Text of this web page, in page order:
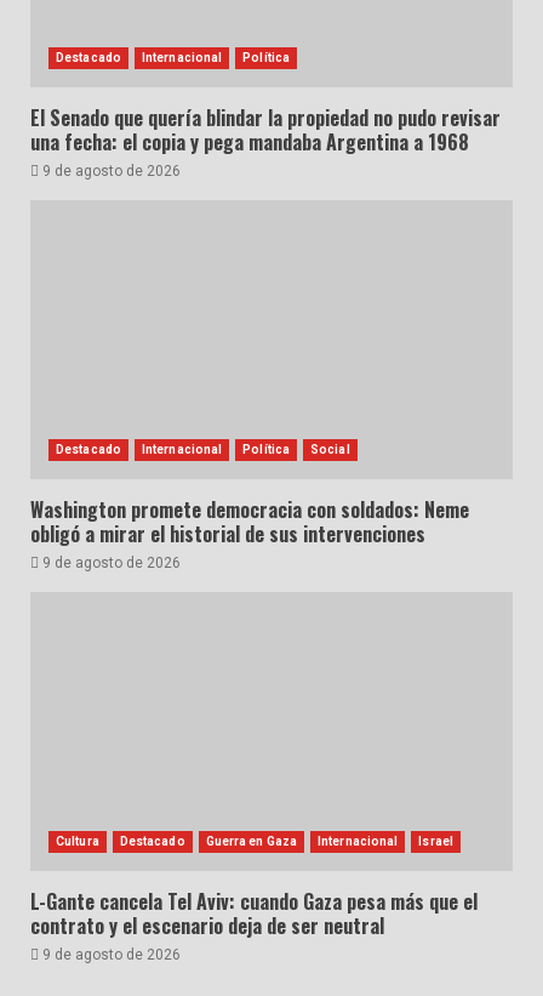
Destacado Internacional Política
El Senado que quería blindar la propiedad no pudo revisar
una fecha: el copia y pega mandaba Argentina a 1968
9 de agosto de 2026
Destacado Internacional Política Social
Washington promete democracia con soldados: Neme
obligó a mirar el historial de sus intervenciones
9 de agosto de 2026
Cultura Destacado Guerra en Gaza Internacional Israel
L-Gante cancela Tel Aviv: cuando Gaza pesa más que el
contrato y el escenario deja de ser neutral
9 de agosto de 2026